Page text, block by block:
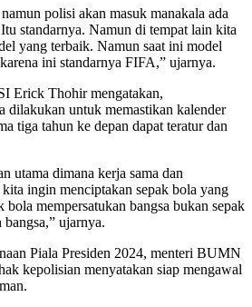
polisi akan masuk manakala ada
standarnya. Namun di tempat lain kita
yang terbaik. Namun saat ini model
ini standarnya FIFA,” ujarnya.
Erick Thohir mengatakan,
dilakukan untuk memastikan kalender
tiga tahun ke depan dapat teratur dan
utama dimana kerja sama dan
ingin menciptakan sepak bola yang
bola mempersatukan bangsa bukan sepak
ujarnya.
Piala Presiden 2024, menteri BUMN
kepolisian menyatakan siap mengawal